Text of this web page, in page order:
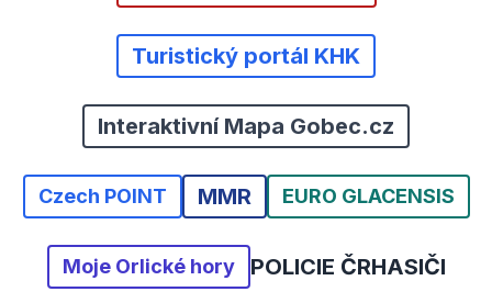
Turistický portál KHK
Interaktivní Mapa Gobec.cz
Czech POINT MMR EURO GLACENSIS
Moje Orlické hory POLICIE ČRHASIČI